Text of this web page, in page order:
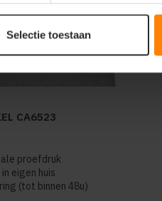
Selectie toestaan
CA6523
proefdruk
eigen huis
(tot binnen 48u)